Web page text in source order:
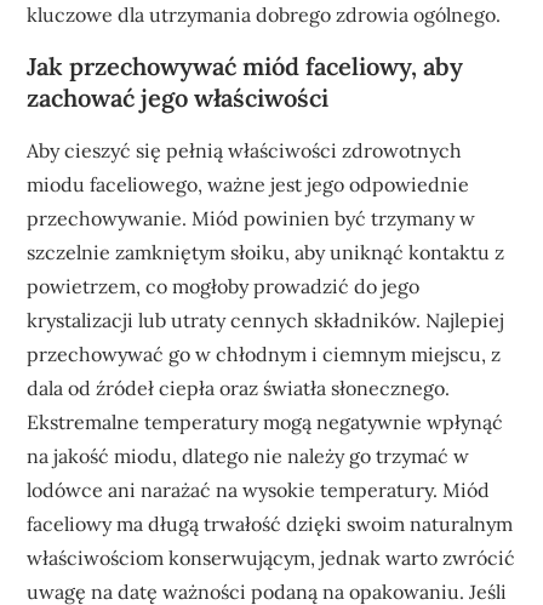
kluczowe dla utrzymania dobrego zdrowia ogólnego.
Jak przechowywać miód faceliowy, aby
zachować jego właściwości
Aby cieszyć się pełnią właściwości zdrowotnych
miodu faceliowego, ważne jest jego odpowiednie
przechowywanie. Miód powinien być trzymany w
szczelnie zamkniętym słoiku, aby uniknąć kontaktu z
powietrzem, co mogłoby prowadzić do jego
krystalizacji lub utraty cennych składników. Najlepiej
przechowywać go w chłodnym i ciemnym miejscu, z
dala od źródeł ciepła oraz światła słonecznego.
Ekstremalne temperatury mogą negatywnie wpłynąć
na jakość miodu, dlatego nie należy go trzymać w
lodówce ani narażać na wysokie temperatury. Miód
faceliowy ma długą trwałość dzięki swoim naturalnym
właściwościom konserwującym, jednak warto zwrócić
uwagę na datę ważności podaną na opakowaniu. Jeśli